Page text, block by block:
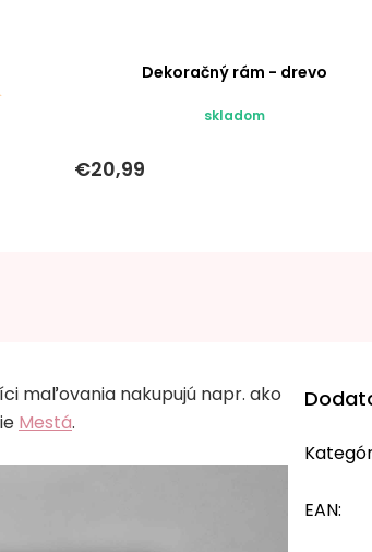
Dekoračný rám - drevo
skladom
€20,99
maľovania nakupujú napr. ako
Mestá.
EAN: